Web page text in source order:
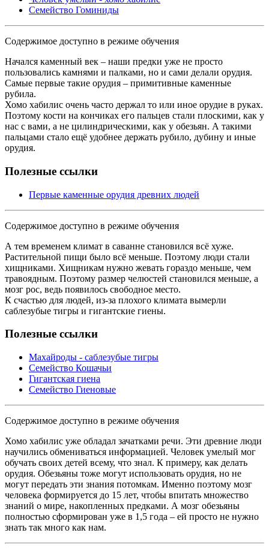
Семейство Гоминиды
Содержимое доступно в режиме обучения
Начался каменный век – наши предки уже не просто
пользовались камнями и палками, но и сами делали орудия.
Самые первые такие орудия – примитивные каменные
рубила.
Хомо хабилис очень часто держал то или иное орудие в руках.
Поэтому кости на кончиках его пальцев стали плоскими, как у
нас с вами, а не цилиндрическими, как у обезьян. А такими
пальцами стало ещё удобнее держать рубило, дубину и иные
орудия.
Полезные ссылки
Первые каменные орудия древних людей
Содержимое доступно в режиме обучения
А тем временем климат в саванне становился всё хуже.
Растительной пищи было всё меньше. Поэтому люди стали
хищниками. Хищникам нужно жевать гораздо меньше, чем
травоядным. Поэтому размер челюстей становился меньше, а
мозг рос, ведь появилось свободное место.
К счастью для людей, из-за плохого климата вымерли
саблезубые тигры и гигантские гиены.
Полезные ссылки
Махайроды - саблезубые тигры
Семейство Кошачьи
Гигантская гиена
Семейство Гиеновые
Содержимое доступно в режиме обучения
Хомо хабилис уже обладал зачатками речи. Эти древние люди
научились обмениваться информацией. Человек умелый мог
обучать своих детей всему, что знал. К примеру, как делать
орудия. Обезьяны тоже могут использовать орудия, но не
могут передать эти знания потомкам. Именно поэтому мозг
человека формируется до 15 лет, чтобы впитать множество
знаний о мире, накопленных предками. А мозг обезьяны
полностью сформирован уже в 1,5 года – ей просто не нужно
знать так много как нам.